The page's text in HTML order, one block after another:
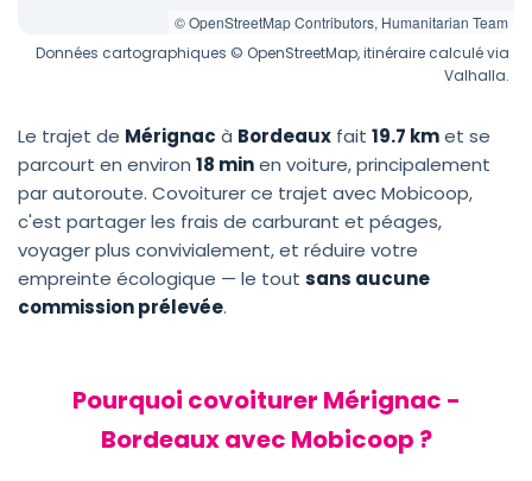
© OpenStreetMap Contributors, Humanitarian Team
Données cartographiques © OpenStreetMap, itinéraire calculé via
Valhalla.
Le trajet de Mérignac à Bordeaux fait 19.7 kmet se
parcourt en environ 18 minen voiture, principalement
par autoroute. Covoiturer ce trajet avec Mobicoop,
c'est partager les frais de carburant et péages,
voyager plus convivialement, et réduire votre
empreinte écologique — le tout sans aucune
commission prélevée.
Pourquoi covoiturer Mérignac -
Bordeaux avec Mobicoop ?